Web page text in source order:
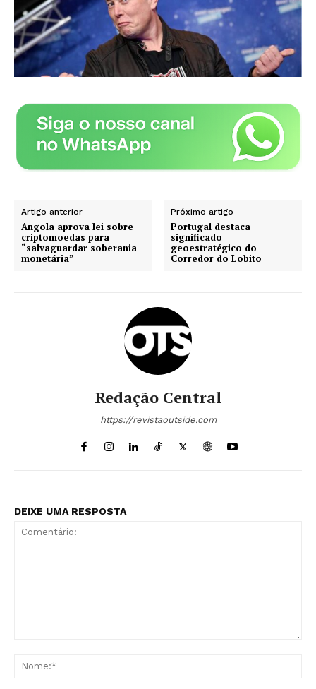
Artigo anterior
Angola aprova lei sobre
criptomoedas para
“salvaguardar soberania
monetária”
Próximo artigo
Portugal destaca
significado
geoestratégico do
Corredor do Lobito
Redação Central
https://revistaoutside.com
DEIXE UMA RESPOSTA